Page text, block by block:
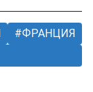
ФРАНЦИЯ